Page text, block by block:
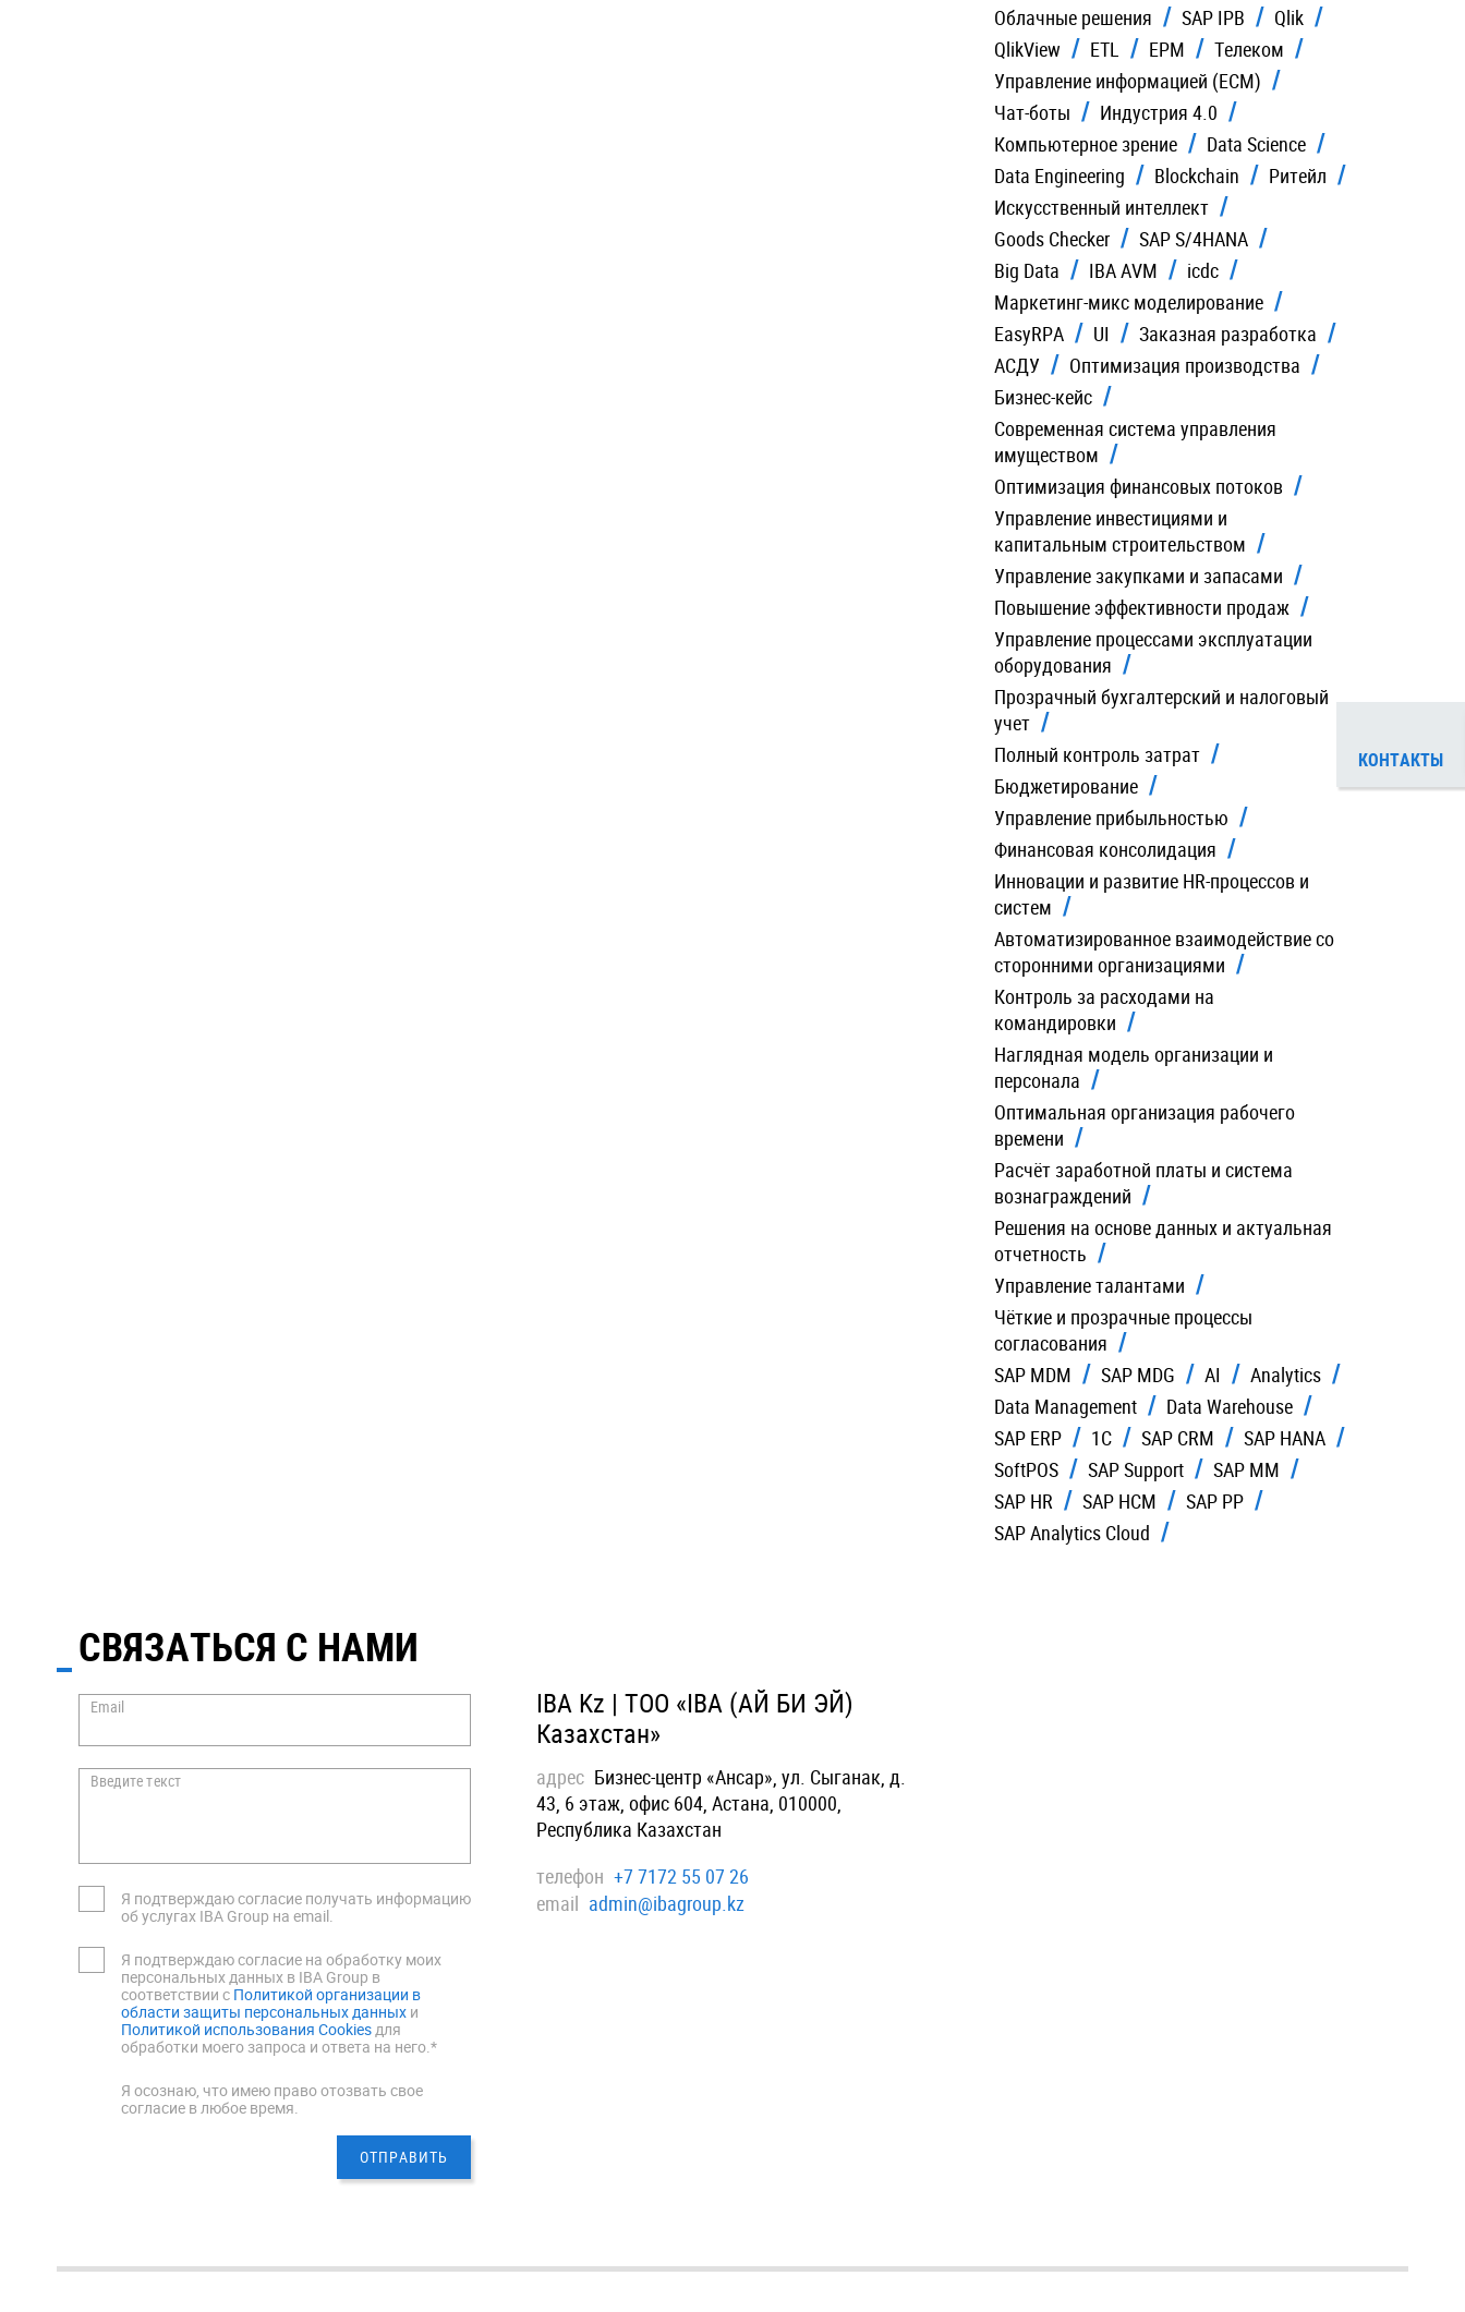
Облачные решения
SAP IPB
Qlik
QlikView
ETL EPM
Телеком
Управление информацией (ECM)
Чат-боты
Индустрия 4.0
Компьютерное зрение
Data Science
Data Engineering
Blockchain
Ритейл
Искусственный интеллект
Goods Checker
SAP S/4HANA
Big Data
IBA AVM
icdc
Маркетинг-микс моделирование
EasyRPA
UI
Заказная разработка
АСДУ
Оптимизация производства
Бизнес-кейс
Современная система управления
имуществом
Оптимизация финансовых потоков
Управление инвестициями и
капитальным строительством
Управление закупками и запасами
Повышение эффективности продаж
Управление процессами эксплуатации
оборудования
Прозрачный бухгалтерский и налоговый
учет
Полный контроль затрат
Бюджетирование
Управление прибыльностью
Финансовая консолидация
Инновации и развитие HR-процессов и
систем
Автоматизированное взаимодействие со
сторонними организациями
Контроль за расходами на
командировки
Наглядная модель организации и
персонала
Оптимальная организация рабочего
времени
Расчёт заработной платы и система
вознаграждений
Решения на основе данных и актуальная
отчетность
Управление талантами
Чёткие и прозрачные процессы
согласования
SAP MDM
SAP MDG AI
Analytics
Data Management
Data Warehouse
SAP ERP
1C SAP CRM
SAP HANA
SoftPOS
SAP Support
SAP MM
SAP HR
SAP HCM
SAP PP
SAP Analytics Cloud
СВЯЗАТЬСЯ С НАМИ
Email
Введите текст
Я подтверждаю согласие получать информацию
об услугах IBA Group на email.
Я подтверждаю согласие на обработку моих
персональных данных в IBA Group в
соответствии с Политикой организации в
области защиты персональных данных и
Политикой использования Cookiesдля
обработки моего запроса и ответа на него.*
Я осознаю, что имею право отозвать свое
согласие в любое время.
IBA Kz | ТОО «IBA (АЙ БИ ЭЙ)
Казахстан»
адрес Бизнес-центр «Ансар», ул. Сыганак, д.
43, 6 этаж, офис 604, Астана, 010000,
Республика Казахстан
телефон +7 7172 55 07 26
email admin@ibagroup.kz
КОНТАКТЫ